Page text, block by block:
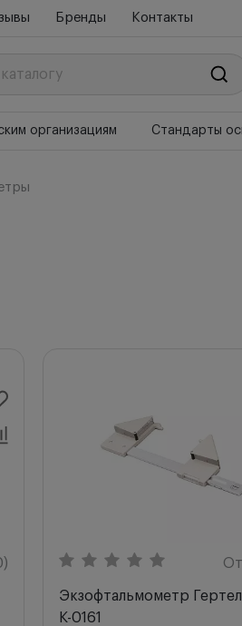
Бренды Контакты
организациям Стандарты
Экзофтальмометр
K-0161